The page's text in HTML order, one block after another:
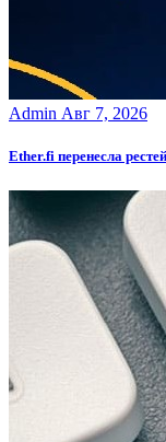
Admin Авг 7, 2026
Ether.fi перенесла